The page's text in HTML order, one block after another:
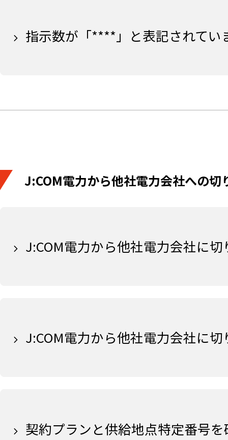
指示数が「****」と表記されてい
J:COM電力から他社電力会社への切
J:COM電力から他社電力会社に
J:COM電力から他社電力会社に
契約プランと供給地点特定番号